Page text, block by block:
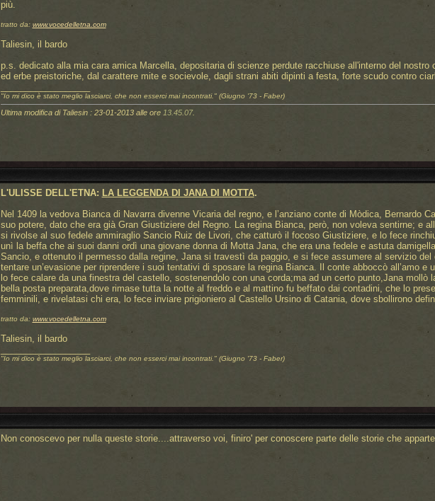
più.
tratto da: www.vocedelletna.com
Taliesin, il bardo
p.s. dedicato alla mia cara amica Marcella, depositaria di scienze perdute racchiuse all'interno del
ed erbe preistoriche, dal carattere mite e socievole, dagli strani abiti dipinti a festa, forte scudo contro
"Io mi dico è stato meglio lasciarci, che non esserci mai incontrati." (Giugno '73 - Faber)
Ultima modifica di Taliesin : 23-01-2013 alle ore 13.45.07.
L'ULISSE DELL'ETNA: LA LEGGENDA DI JANA DI MOTTA.
Nel 1409 la vedova Bianca di Navarra divenne Vicaria del regno, e l’anziano conte di Mòdica, Bernardo
suo potere, dato che era già Gran Giustiziere del Regno. La regina Bianca, però, non voleva sentirne; e
si rivolse al suo fedele ammiraglio Sancio Ruiz de Livori, che catturò il focoso Giustiziere, e lo fece
unì la beffa che ai suoi danni ordì una giovane donna di Motta Jana, che era una fedele e astuta
Sancio, e ottenuto il permesso dalla regine, Jana si travestì da paggio, e si fece assumere al servizio
tentare un’evasione per riprendere i suoi tentativi di sposare la regina Bianca. Il conte abboccò all’amo
lo fece calare da una finestra del castello, sostenendolo con una corda;ma ad un certo punto,Jana
bella posta preparata,dove rimase tutta la notte al freddo e al mattino fu beffato dai contadini, che lo
femminili, e rivelatasi chi era, lo fece inviare prigioniero al Castello Ursino di Catania, dove sbollirono
tratto da: www.vocedelletna.com
Taliesin, il bardo
"Io mi dico è stato meglio lasciarci, che non esserci mai incontrati." (Giugno '73 - Faber)
Non conoscevo per nulla queste storie....attraverso voi, finiro' per conoscere parte delle storie che